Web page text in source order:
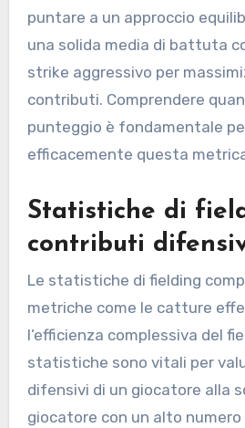
puntare a un approccio
una solida media di battuta
strike aggressivo per
contributi. Comprendere
punteggio è fondamentale
efficacemente questa
Statistiche di
contributi
Le statistiche di fielding
metriche come le catture
l’efficienza complessiva del
statistiche sono vitali per
difensivi di un giocatore alla
giocatore con un alto